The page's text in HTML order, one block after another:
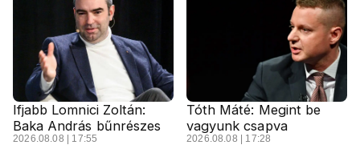
Ifjabb Lomnici Zoltán:
Baka András bűnrészes
2026.08.08 | 17:55
Tóth Máté: Megint be
vagyunk csapva
2026.08.08 | 17:28